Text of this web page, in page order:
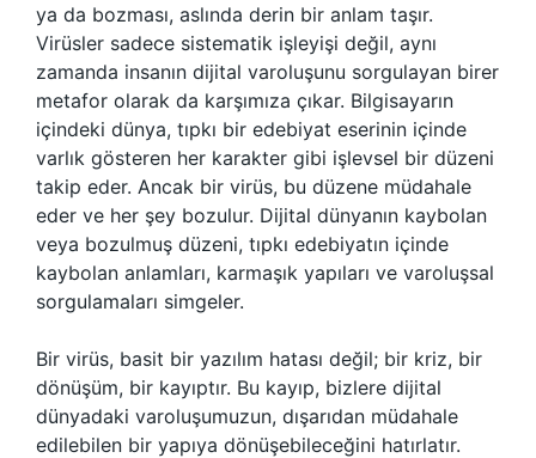
ya da bozması, aslında derin bir anlam taşır.
Virüsler sadece sistematik işleyişi değil, aynı
zamanda insanın dijital varoluşunu sorgulayan birer
metafor olarak da karşımıza çıkar. Bilgisayarın
içindeki dünya, tıpkı bir edebiyat eserinin içinde
varlık gösteren her karakter gibi işlevsel bir düzeni
takip eder. Ancak bir virüs, bu düzene müdahale
eder ve her şey bozulur. Dijital dünyanın kaybolan
veya bozulmuş düzeni, tıpkı edebiyatın içinde
kaybolan anlamları, karmaşık yapıları ve varoluşsal
sorgulamaları simgeler.
Bir virüs, basit bir yazılım hatası değil; bir kriz, bir
dönüşüm, bir kayıptır. Bu kayıp, bizlere dijital
dünyadaki varoluşumuzun, dışarıdan müdahale
edilebilen bir yapıya dönüşebileceğini hatırlatır.